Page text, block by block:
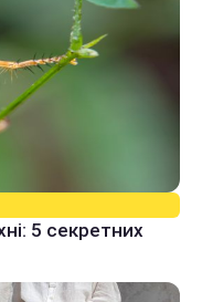
5 секретних